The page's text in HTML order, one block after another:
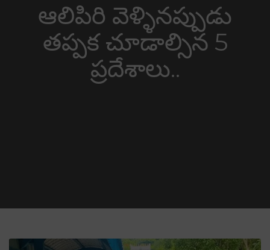
ఆలిపిరి వెళ్ళినప్పుడు
తప్పక చూడాల్సిన 5
ప్రదేశాలు..